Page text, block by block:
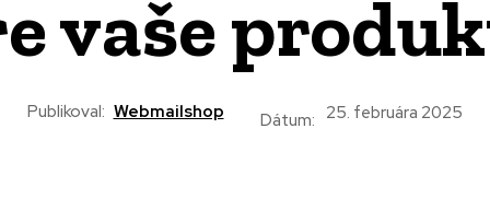
vaše
Publikoval: Webmailshop Dátum: 25. februára 2025